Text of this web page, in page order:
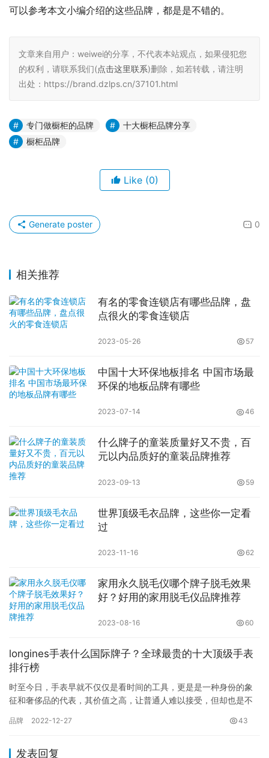
可以参考本文小编介绍的这些品牌，都是是不错的。
文章来自用户：weiwei的分享，不代表本站观点，如果侵犯您
的权利，请联系我们(点击这里联系)删除，如若转载，请注明
出处：https://brand.dzlps.cn/37101.html
专门做橱柜的品牌
十大橱柜品牌分享
橱柜品牌
Like (0)
0
Generate poster
相关推荐
有名的零食连锁店有哪些品牌，盘
点很火的零食连锁店
2023-05-26 57
中国十大环保地板排名 中国市场最
环保的地板品牌有哪些
2023-07-14 46
什么牌子的童装质量好又不贵，百
元以内品质好的童装品牌推荐
2023-09-13 59
世界顶级毛衣品牌，这些你一定看
过
2023-11-16 62
家用永久脱毛仪哪个牌子脱毛效果
好？好用的家用脱毛仪品牌推荐
2023-08-16 60
longines手表什么国际牌子？全球最贵的十大顶级手表
排行榜
时至今日，手表早就不仅仅是看时间的工具，更是是一种身份的象
征和奢侈品的代表，其价值之高，让普通人难以接受，但却也是不
品牌 2022-12-27 43
发表回复